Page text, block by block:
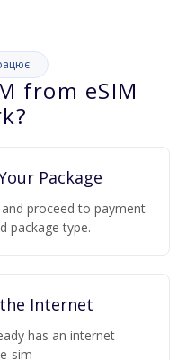
from eSIM
Package
proceed to payment
package type.
Internet
has an internet
sim